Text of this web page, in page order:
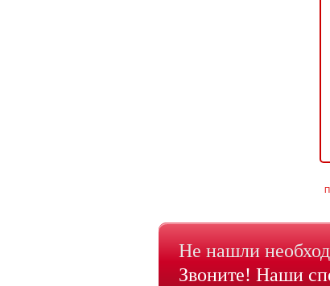
Не нашли
Звоните! Наши